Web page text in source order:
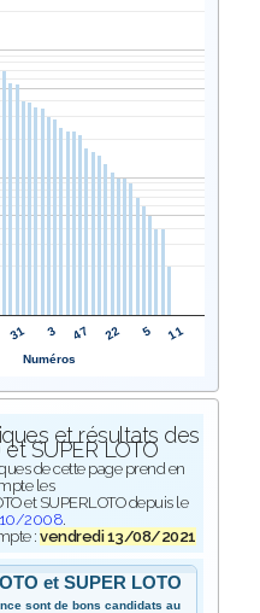
31 3 47 22 5 11
Numéros
et résultats des
SUPER LOTO
de cette page prend en
les
et SUPERLOTO depuis le
2008.
:vendredi 13/08/2021
et SUPER LOTO
sont de bons candidats au